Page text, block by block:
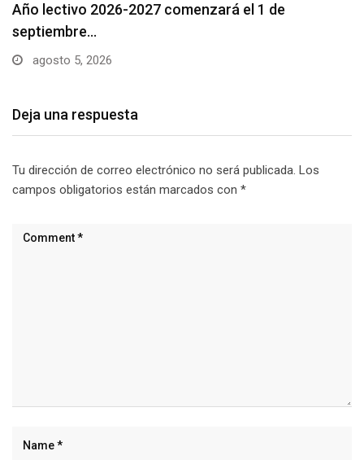
Se suspenderá servicio de agua potable en varios…
agosto 5, 2026
Deja una respuesta
Tu dirección de correo electrónico no será publicada. Los
campos obligatorios están marcados con *